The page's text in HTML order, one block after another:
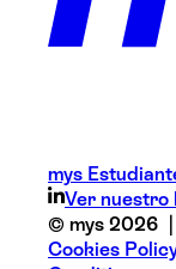
mys
Ver nuestro
© mys 2026
Cookies